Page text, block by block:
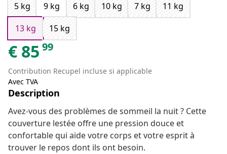
5 kg
9 kg 6 kg 10 kg 7 kg
11 kg
13 kg
15 kg
€ 85 99
Contribution Recupel incluse si applicable
Avec TVA
Description
Avez-vous des problèmes de sommeil la nuit ? Cette
couverture lestée offre une pression douce et
confortable qui aide votre corps et votre esprit à
trouver le repos dont ils ont besoin.